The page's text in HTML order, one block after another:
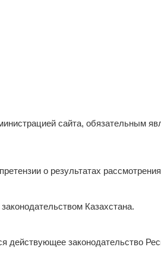
сайта, обязательным
о результатах
Казахстана.
законодательство